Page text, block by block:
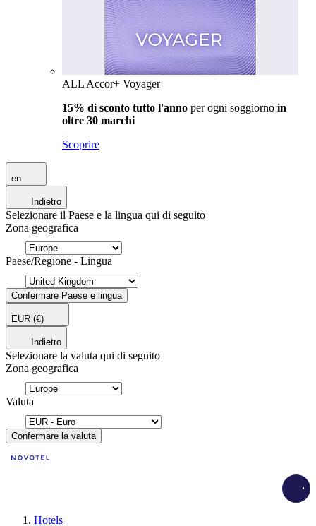
ALL Accor+ Voyager
15% di sconto tutto l'anno per ogni soggiorno in
oltre 30 marchi
Scoprire
en
Indietro
Selezionare il Paese e la lingua qui di seguito
Zona geografica
Paese/Regione - Lingua
Confermare Paese e lingua
EUR (€)
Indietro
Selezionare la valuta qui di seguito
Zona geografica
Valuta
Confermare la valuta
Hotels